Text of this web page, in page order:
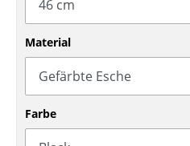
Konferenzstühle
Bürosessel
Einzelteile
... alle Sitzmöbel
Material
Farbe